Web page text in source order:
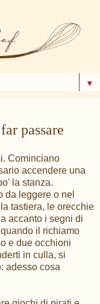
▼
passare
Cominciano
accendere una
la stanza.
da leggere o nel
tastiera, le orecchie
accanto i segni di
il richiamo
e due occhioni
in culla, si
adesso cosa